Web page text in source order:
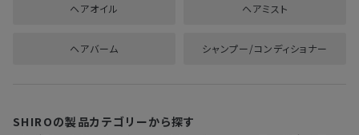
ヘアオイル ヘアミスト
ヘアバーム シャンプー/コンディショナー
SHIROの製品カテゴリーから探す